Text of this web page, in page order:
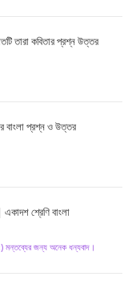
তারা কবিতার প্রশ্ন উত্তর
বাংলা প্রশ্ন ও উত্তর
শ্রেণি বাংলা
মন্তব্যের জন্য অনেক ধন্যবাদ।